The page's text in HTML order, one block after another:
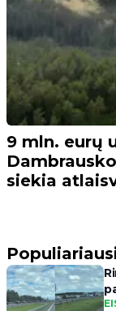
9 mln. eurų
siekia